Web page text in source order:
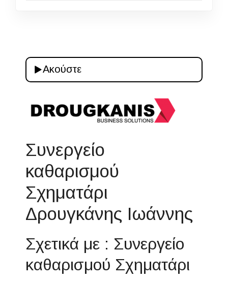
Ακούστε
Συνεργείο
καθαρισμού
Σχηματάρι
Δρουγκάνης Ιωάννης
Σχετικά με : Συνεργείο
καθαρισμού Σχηματάρι